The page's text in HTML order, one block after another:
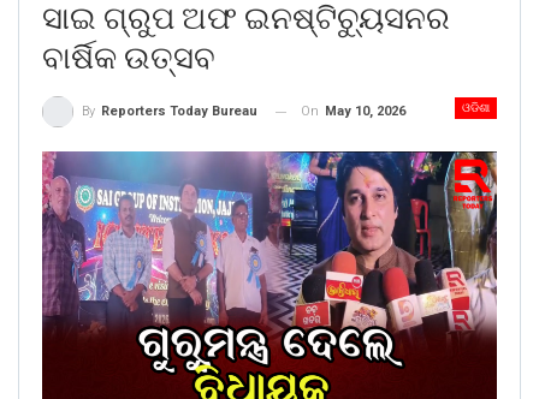
ସାଇ ଗ୍ରୁପ ଅଫ ଇନଷ୍ଟିଚ୍ୟୁସନର
ବାର୍ଷିକ ଉତ୍ସବ
ଓଡିଶା
By Reporters Today Bureau On May 10, 2026